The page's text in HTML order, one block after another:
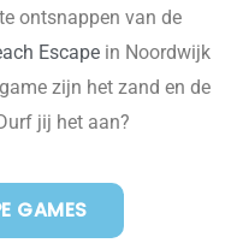
ontsnappen van de
Escapein Noordwijk
zijn het zand en de
jij het aan?
GAMES